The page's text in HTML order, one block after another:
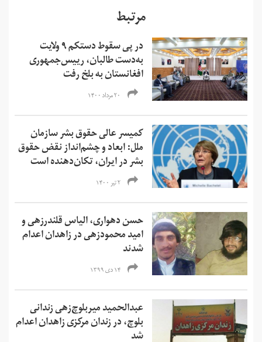
مرتبط
در پی سقوط دستکم ۹ ولایت
به‌دست طالبان، رییس‌جمهوری
افغانستان به بلخ رفت
۲۰ مرداد ۱۴۰۰
کمیسر عالی حقوق بشر سازمان
ملل: ابعاد و چشم‌انداز نقض حقوق
بشر در ایران، تکان‌دهنده است
۲ تیر ۱۴۰۰
حسن دهواری، الیاس قلندرزهی و
امید محمودزهی در زاهدان اعدام
شدند
۱۴ دی ۱۳۹۹
عبدالحمید میربلوچ‌زهی زندانی
بلوچ، در زندان مرکزی زاهدان اعدام
شد